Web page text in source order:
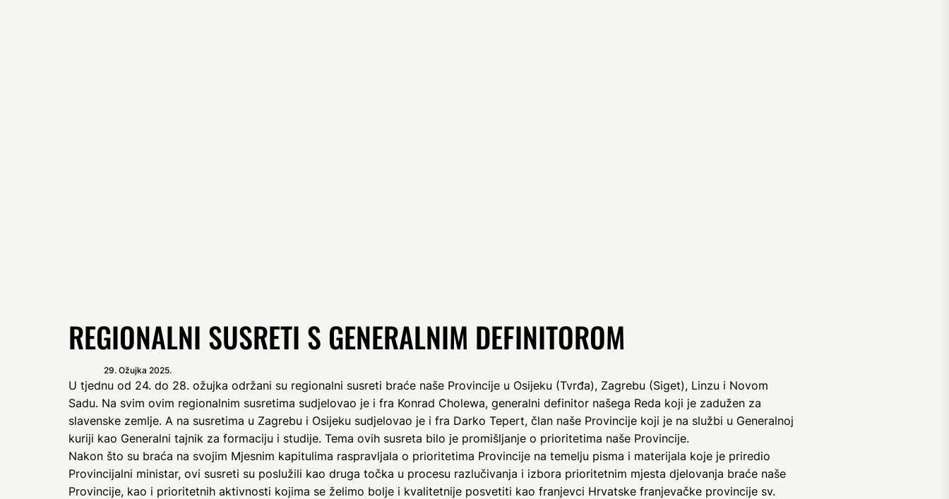
REGIONALNI SUSRETI S GENERALNIM DEFINITOROM
29. Ožujka 2025.
U tjednu od 24. do 28. ožujka održani su regionalni susreti braće naše Provincije u Osijeku (Tvrđa), Zagrebu (Siget), Linzu i Novom
Sadu. Na svim ovim regionalnim susretima sudjelovao je i fra Konrad Cholewa, generalni definitor našega Reda koji je zadužen za
slavenske zemlje. A na susretima u Zagrebu i Osijeku sudjelovao je i fra Darko Tepert, član naše Provincije koji je na službi u Generalnoj
kuriji kao Generalni tajnik za formaciju i studije. Tema ovih susreta bilo je promišljanje o prioritetima naše Provincije.
Nakon što su braća na svojim Mjesnim kapitulima raspravljala o prioritetima Provincije na temelju pisma i materijala koje je priredio
Provincijalni ministar, ovi susreti su poslužili kao druga točka u procesu razlučivanja i izbora prioritetnim mjesta djelovanja braće naše
Provincije, kao i prioritetnih aktivnosti kojima se želimo bolje i kvalitetnije posvetiti kao franjevci Hrvatske franjevačke provincije sv.